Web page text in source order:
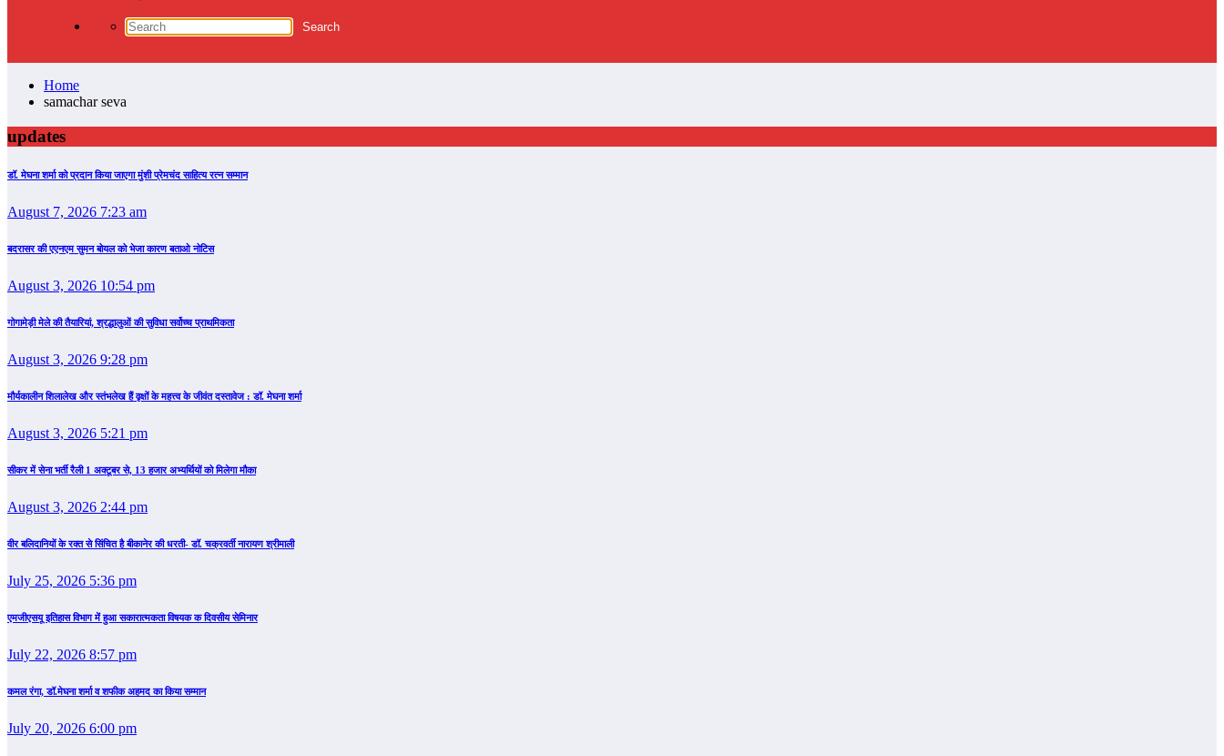
Home
samachar seva
updates
डॉ. मेघना शर्मा को प्रदान किया जाएगा मुंशी प्रेमचंद साहित्य रत्न सम्‍मान
August 7, 2026 7:23 am
बदरासर की एएनएम सुमन बोयल को भेजा कारण बताओ नोटिस
August 3, 2026 10:54 pm
गोगामेड़ी मेले की तैयारियां, श्रद्धालुओं की सुविधा सर्वोच्च प्राथमिकता
August 3, 2026 9:28 pm
मौर्यकालीन शिलालेख और स्तंभलेख हैं वृक्षों के महत्त्व के जीवंत दस्तावेज : डॉ. मेघना शर्मा
August 3, 2026 5:21 pm
सीकर में सेना भर्ती रैली 1 अक्टूबर से, 13 हजार अभ्यर्थियों को मिलेगा मौका
August 3, 2026 2:44 pm
वीर बलिदानियों के रक्त से सिंचित है बीकानेर की धरती- डॉ. चक्रवर्ती नारायण श्रीमाली
July 25, 2026 5:36 pm
एमजीएसयू इतिहास विभाग में हुआ सकारात्मकता विषयक क दिवसीय सेमिनार
July 22, 2026 8:57 pm
कमल रंगा, डॉ.मेघना शर्मा व शफीक अहमद का किया सम्‍मान
July 20, 2026 6:00 pm